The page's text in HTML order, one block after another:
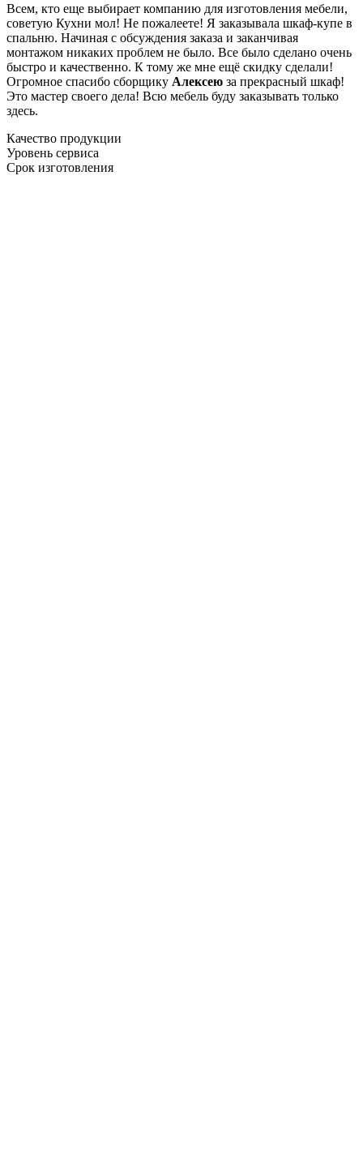
Всем, кто еще выбирает компанию для изготовления мебели,
советую Кухни мол! Не пожалеете! Я заказывала шкаф-купе в
спальню. Начиная с обсуждения заказа и заканчивая
монтажом никаких проблем не было. Все было сделано очень
быстро и качественно. К тому же мне ещё скидку сделали!
Огромное спасибо сборщику Алексею за прекрасный шкаф!
Это мастер своего дела! Всю мебель буду заказывать только
здесь.
Качество продукции
Уровень сервиса
Срок изготовления